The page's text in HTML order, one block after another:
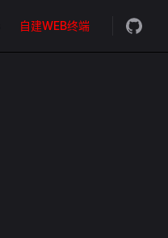
自建WEB终端